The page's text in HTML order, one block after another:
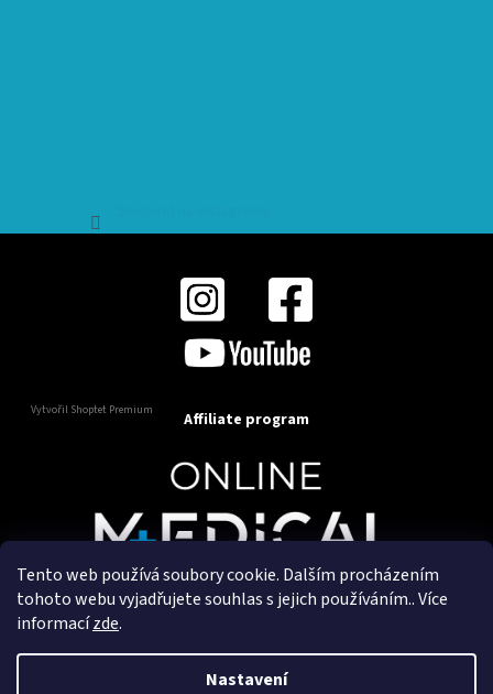
Tento web používá soubory cookie. Dalším procházením
tohoto webu vyjadřujete souhlas s jejich používáním.. Více
informacízde.
Nastavení
Vytvořil Shoptet Premium Affiliate program
Copyright 2025OnlineMedical.cz. Všechna práva
Vytvořil a marketingově zajišťuje